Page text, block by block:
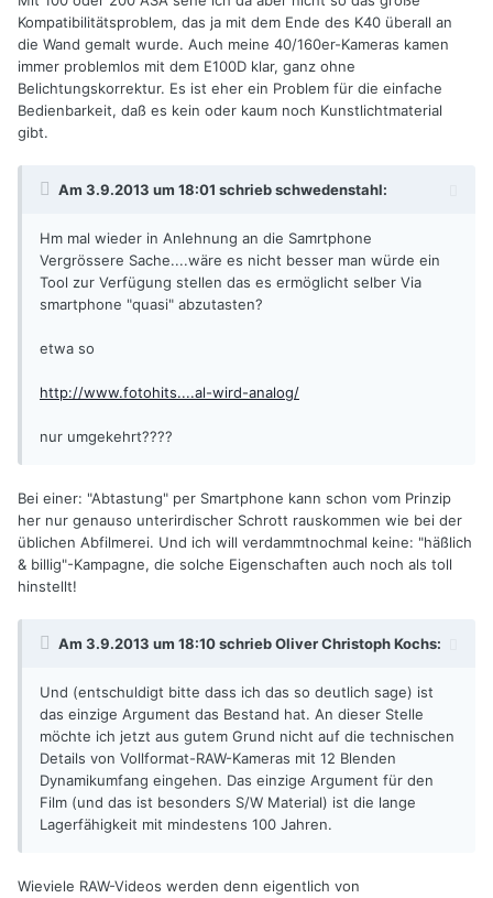
Kompatibilitätsproblem, das ja mit dem Ende des K40 überall an
die Wand gemalt wurde. Auch meine 40/160er-Kameras kamen
immer problemlos mit dem E100D klar, ganz ohne
Belichtungskorrektur. Es ist eher ein Problem für die einfache
Bedienbarkeit, daß es kein oder kaum noch Kunstlichtmaterial
gibt.
Am 3.9.2013 um 18:01 schrieb schwedenstahl:
Hm mal wieder in Anlehnung an die Samrtphone
Vergrössere Sache....wäre es nicht besser man würde ein
Tool zur Verfügung stellen das es ermöglicht selber Via
smartphone "quasi" abzutasten?
etwa so
http://www.fotohits....al-wird-analog/
nur umgekehrt????
Bei einer: "Abtastung" per Smartphone kann schon vom Prinzip
her nur genauso unterirdischer Schrott rauskommen wie bei der
üblichen Abfilmerei. Und ich will verdammtnochmal keine: "häßlich
& billig"-Kampagne, die solche Eigenschaften auch noch als toll
hinstellt!
Am 3.9.2013 um 18:10 schrieb Oliver Christoph Kochs:
Und (entschuldigt bitte dass ich das so deutlich sage) ist
das einzige Argument das Bestand hat. An dieser Stelle
möchte ich jetzt aus gutem Grund nicht auf die technischen
Details von Vollformat-RAW-Kameras mit 12 Blenden
Dynamikumfang eingehen. Das einzige Argument für den
Film (und das ist besonders S/W Material) ist die lange
Lagerfähigkeit mit mindestens 100 Jahren.
Wieviele RAW-Videos werden denn eigentlich von